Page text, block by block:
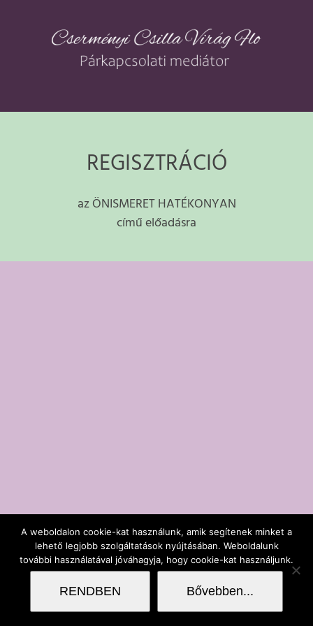
REGISZTRÁCIÓ
az ÖNISMERET HATÉKONYAN
című előadásra
A weboldalon cookie-kat használunk, amik segítenek minket a
lehető legjobb szolgáltatások nyújtásában. Weboldalunk
további használatával jóváhagyja, hogy cookie-kat használjunk.
RENDBEN Bővebben...